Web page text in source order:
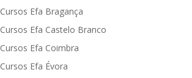
Cursos Efa Bragança
Cursos Efa Castelo Branco
Cursos Efa Coimbra
Cursos Efa Évora